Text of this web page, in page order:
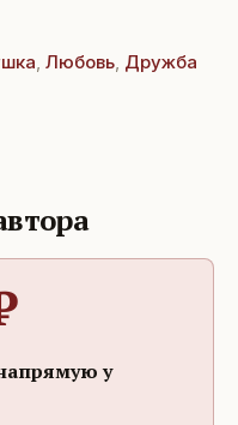
, Любовь, Дружба
у